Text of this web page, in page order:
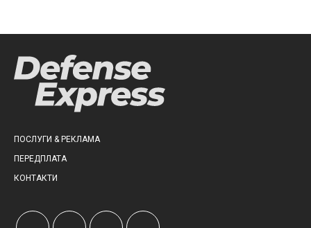
ПОСЛУГИ & РЕКЛАМА
ПЕРЕДПЛАТА
КОНТАКТИ